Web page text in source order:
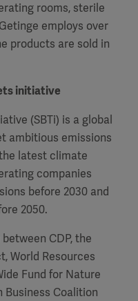
rooms, sterile
employs over
products are sold in
initiative
(SBTi) is a global
ambitious emissions
latest climate
companies
before 2030 and
2050.
CDP, the
World Resources
Fund for Nature
Business Coalition